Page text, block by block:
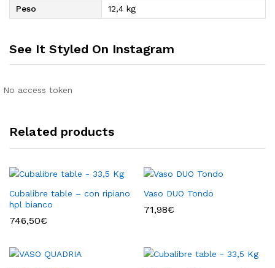
Peso 12,4 kg
See It Styled On Instagram
No access token
Related products
Cubalibre table – con ripiano
hpl bianco
746,50€
Vaso DUO Tondo
71,98€